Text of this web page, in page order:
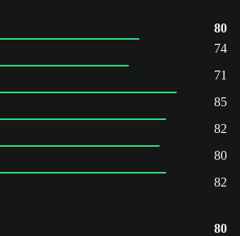
80
74
71
85
82
80
82
80